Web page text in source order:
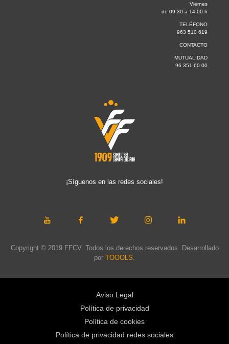
Viernes
de 09:30 a 14.00 h
TELÉFONO
963 510 619
CONTACTO
MUTUALIDAD
96 351 60 00
¡Síguenos en las redes sociales!
Copyright © 2019 FFCV. Todos los derechos reservados. Desarrollado
por TOOOLS.
Aviso Legal
Política de privacidad
Política de cookies
Política de privacidad redes sociales